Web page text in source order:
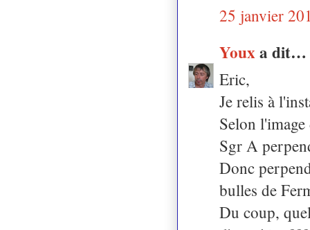
25 janvier
Youx a dit…
Eric,
Je relis à
Selon
Sgr A
Donc
bulles de
Du coup,